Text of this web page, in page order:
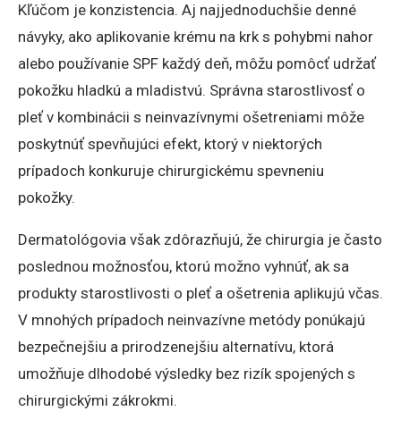
Kľúčom je konzistencia. Aj najjednoduchšie denné
návyky, ako aplikovanie krému na krk s pohybmi nahor
alebo používanie SPF každý deň, môžu pomôcť udržať
pokožku hladkú a mladistvú. Správna starostlivosť o
pleť v kombinácii s neinvazívnymi ošetreniami môže
poskytnúť spevňujúci efekt, ktorý v niektorých
prípadoch konkuruje chirurgickému spevneniu
pokožky.
Dermatológovia však zdôrazňujú, že chirurgia je často
poslednou možnosťou, ktorú možno vyhnúť, ak sa
produkty starostlivosti o pleť a ošetrenia aplikujú včas.
V mnohých prípadoch neinvazívne metódy ponúkajú
bezpečnejšiu a prirodzenejšiu alternatívu, ktorá
umožňuje dlhodobé výsledky bez rizík spojených s
chirurgickými zákrokmi.